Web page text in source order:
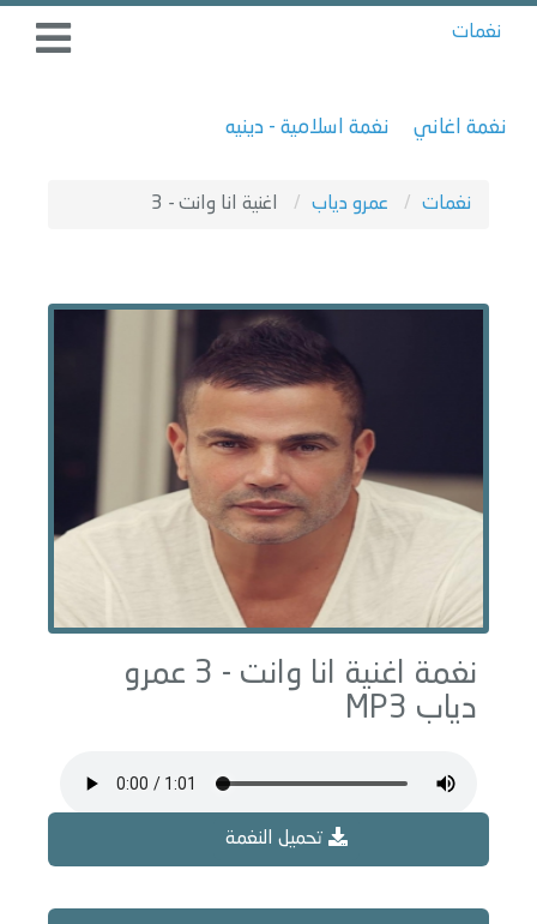
نغمات
نغمة اغاني نغمة اسلامية - دينيه
نغمات عمرو دياب اغنية انا وانت - 3
نغمة اغنية انا وانت - 3 عمرو
دياب MP3
تحميل النغمة